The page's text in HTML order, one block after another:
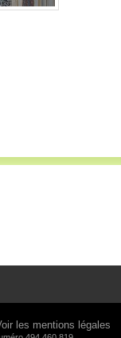
les mentions légales